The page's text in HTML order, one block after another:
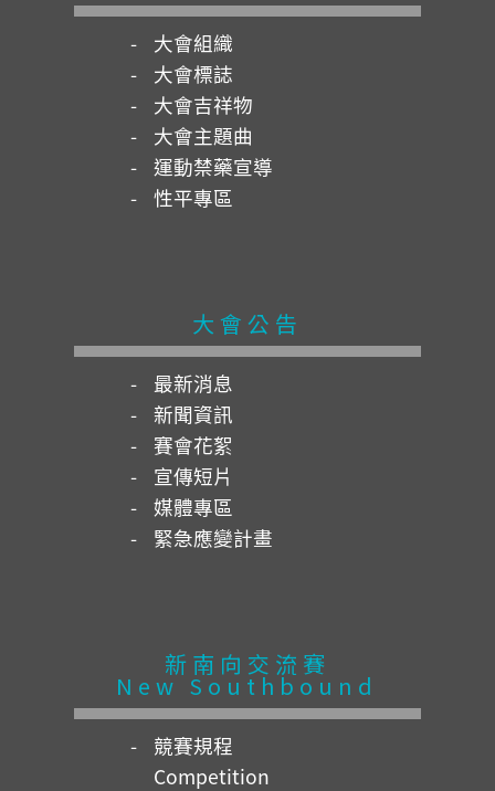
大會組織
大會標誌
大會吉祥物
大會主題曲
運動禁藥宣導
性平專區
大會公告
最新消息
新聞資訊
賽會花絮
宣傳短片
媒體專區
緊急應變計畫
新南向交流賽
New Southbound
競賽規程
Competition